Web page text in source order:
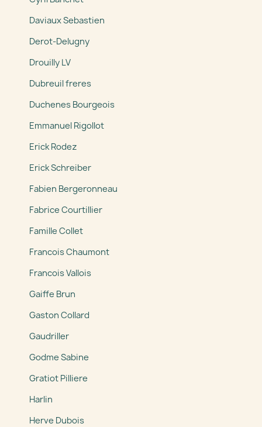
Daviaux Sebastien
Derot-Delugny
Drouilly LV
Dubreuil freres
Duchenes Bourgeois
Emmanuel Rigollot
Erick Rodez
Erick Schreiber
Fabien Bergeronneau
Fabrice Courtillier
Famille Collet
Francois Chaumont
Francois Vallois
Gaiffe Brun
Gaston Collard
Gaudriller
Godme Sabine
Gratiot Pilliere
Harlin
Herve Dubois